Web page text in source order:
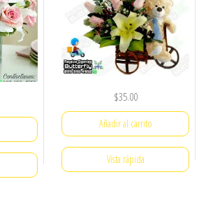
$35.00
Añadir al carrito
Vista rápida